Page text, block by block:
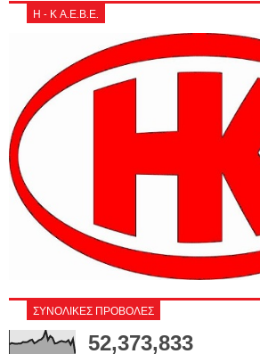
Η - Κ Α.Ε.Β.Ε.
ΣΥΝΟΛΙΚΕΣ ΠΡΟΒΟΛΕΣ
52,373,833